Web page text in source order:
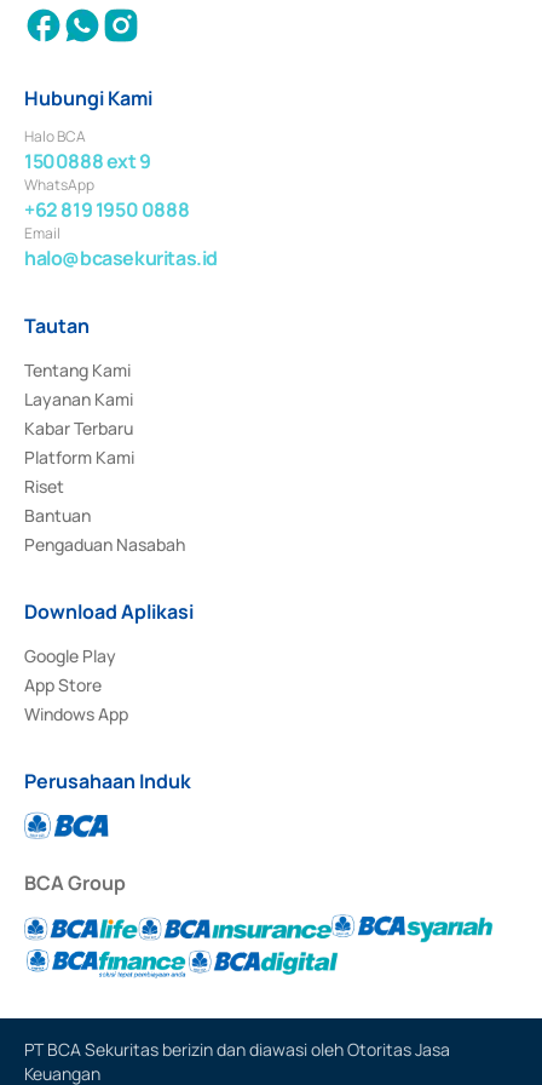
Hubungi Kami
Halo BCA
1500888 ext 9
WhatsApp
+62 819 1950 0888
Email
halo@bcasekuritas.id
Tautan
Tentang Kami
Layanan Kami
Kabar Terbaru
Platform Kami
Riset
Bantuan
Pengaduan Nasabah
Download Aplikasi
Google Play
App Store
Windows App
Perusahaan Induk
BCA Group
PT BCA Sekuritas berizin dan diawasi oleh Otoritas Jasa
Keuangan